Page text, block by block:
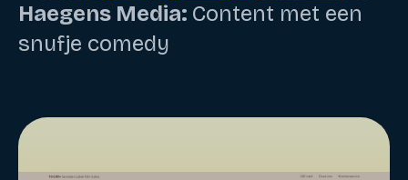
Haegens Media: Content met een
snufje comedy